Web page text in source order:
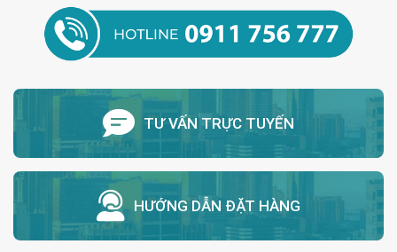
TƯ VẤN TRỰC TUYẾN
HƯỚNG DẪN ĐẶT HÀNG